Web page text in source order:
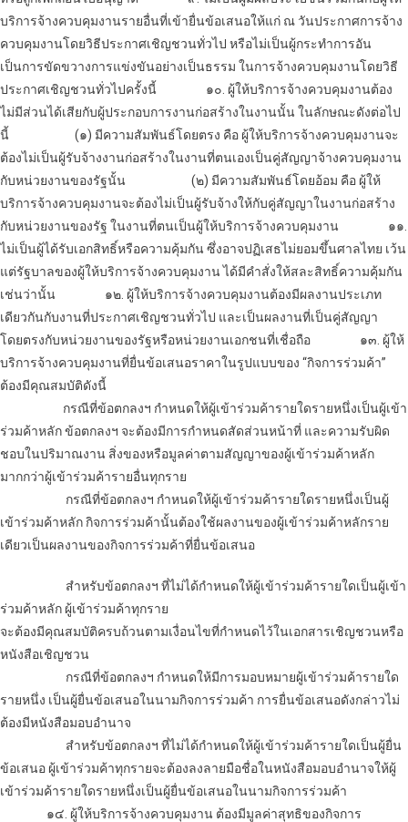
บริการจ้างควบคุมงานรายอื่นที่เข้ายื่นข้อเสนอให้แก่ ณ วันประกาศการจ้าง
ควบคุมงานโดยวิธีประกาศเชิญชวนทั่วไป หรือไม่เป็นผู้กระทำการอัน
เป็นการขัดขวางการแข่งขันอย่างเป็นธรรม ในการจ้างควบคุมงานโดยวิธี
ประกาศเชิญชวนทั่วไปครั้งนี้
๑๐. ผู้ให้บริการจ้างควบคุมงานต้อง
ไม่มีส่วนได้เสียกับผู้ประกอบการงานก่อสร้างในงานนั้น ในลักษณะดังต่อไป
นี้
(๑) มีความสัมพันธ์โดยตรง คือ ผู้ให้บริการจ้างควบคุมงานจะ
ต้องไม่เป็นผู้รับจ้างงานก่อสร้างในงานที่ตนเองเป็นคู่สัญญาจ้างควบคุมงาน
กับหน่วยงานของรัฐนั้น
(๒) มีความสัมพันธ์โดยอ้อม คือ ผู้ให้
บริการจ้างควบคุมงานจะต้องไม่เป็นผู้รับจ้างให้กับคู่สัญญาในงานก่อสร้าง
กับหน่วยงานของรัฐ ในงานที่ตนเป็นผู้ให้บริการจ้างควบคุมงาน
๑๑.
ไม่เป็นผู้ได้รับเอกสิทธิ์หรือความคุ้มกัน ซึ่งอาจปฏิเสธไม่ยอมขึ้นศาลไทย เว้น
แต่รัฐบาลของผู้ให้บริการจ้างควบคุมงานได้มีคำสั่งให้สละสิทธิ์ความคุ้มกัน
เช่นว่านั้น
๑๒. ผู้ให้บริการจ้างควบคุมงานต้องมีผลงานประเภท
เดียวกันกับงานที่ประกาศเชิญชวนทั่วไป และเป็นผลงานที่เป็นคู่สัญญา
โดยตรงกับหน่วยงานของรัฐหรือหน่วยงานเอกชนที่เชื่อถือ
๑๓. ผู้ให้
บริการจ้างควบคุมงานที่ยื่นข้อเสนอราคาในรูปแบบของ “กิจการร่วมค้า”
ต้องมีคุณสมบัติดังนี้
กรณีที่ข้อตกลงฯ กำหนดให้ผู้เข้าร่วมค้ารายใดรายหนึ่งเป็นผู้เข้า
ร่วมค้าหลัก ข้อตกลงฯ จะต้องมีการกำหนดสัดส่วนหน้าที่ และความรับผิด
ชอบในปริมาณงาน สิ่งของหรือมูลค่าตามสัญญาของผู้เข้าร่วมค้าหลัก
มากกว่าผู้เข้าร่วมค้ารายอื่นทุกราย
กรณีที่ข้อตกลงฯ กำหนดให้ผู้เข้าร่วมค้ารายใดรายหนึ่งเป็นผู้
เข้าร่วมค้าหลัก กิจการร่วมค้านั้นต้องใช้ผลงานของผู้เข้าร่วมค้าหลักราย
เดียวเป็นผลงานของกิจการร่วมค้าที่ยื่นข้อเสนอ
สำหรับข้อตกลงฯ ที่ไม่ได้กำหนดให้ผู้เข้าร่วมค้ารายใดเป็นผู้เข้า
ร่วมค้าหลัก ผู้เข้าร่วมค้าทุกราย
จะต้องมีคุณสมบัติครบถ้วนตามเงื่อนไขที่กำหนดไว้ในเอกสารเชิญชวนหรือ
หนังสือเชิญชวน
กรณีที่ข้อตกลงฯ กำหนดให้มีการมอบหมายผู้เข้าร่วมค้ารายใด
รายหนึ่ง เป็นผู้ยื่นข้อเสนอในนามกิจการร่วมค้า การยื่นข้อเสนอดังกล่าวไม่
ต้องมีหนังสือมอบอำนาจ
สำหรับข้อตกลงฯ ที่ไม่ได้กำหนดให้ผู้เข้าร่วมค้ารายใดเป็นผู้ยื่น
ข้อเสนอ ผู้เข้าร่วมค้าทุกรายจะต้องลงลายมือชื่อในหนังสือมอบอำนาจให้ผู้
เข้าร่วมค้ารายใดรายหนึ่งเป็นผู้ยื่นข้อเสนอในนามกิจการร่วมค้า
๑๔. ผู้ให้บริการจ้างควบคุมงาน ต้องมีมูลค่าสุทธิของกิจการ